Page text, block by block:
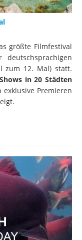
größte Filmfestival
zum 12. Mal) statt.
in 20 Städten
exklusive Premieren